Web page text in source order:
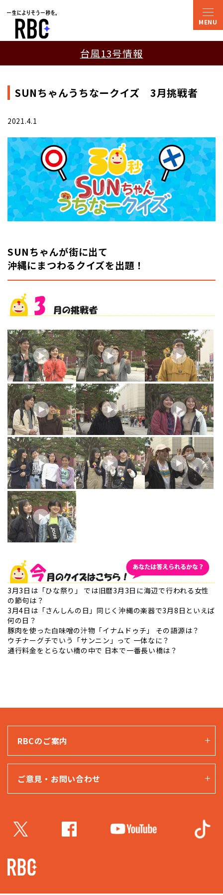
台風13号情報
SUNちゃんうちなークイズ 3月挑戦者
2021.4.1
SUNちゃんが街に出て
沖縄にまつわるクイズを出題！
3月3日は「ひな祭り」 では旧暦3月3日に海辺で行われる女性
の節句は？
3月4日は「さんしんの日」同じく沖縄の楽器で3月8日といえば
何の日？
豚肉を使った白味噌の汁物「イナムドゥチ」 その語源は？
ウチナーグチでいう「サンニン」って 一体なに？
通行料金をとらない橋の中で 日本で一番長い橋は？
RBCのご案内
ご意見・お問い合わせ